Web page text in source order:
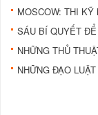
MOSCOW: THI
SÁU BÍ QUYẾT
NHỮNG THỦ
NHỮNG ĐẠO